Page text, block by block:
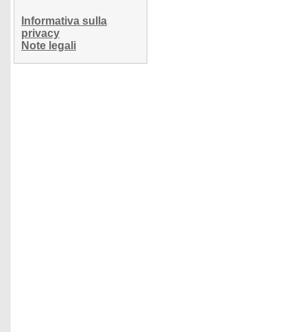
Informativa sulla
privacy
Note legali